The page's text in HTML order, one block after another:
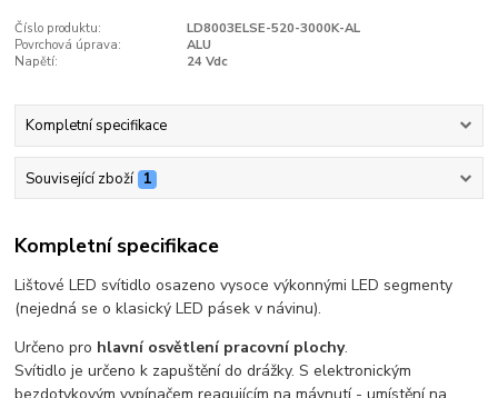
Číslo produktu:
LD8003ELSE-520-3000K-AL
Povrchová úprava:
ALU
Napětí:
24 Vdc
Kompletní specifikace
Související zboží 1
Kompletní specifikace
Lištové LED svítidlo osazeno vysoce výkonnými LED segmenty
(nejedná se o klasický LED pásek v návinu).
Určeno pro hlavní osvětlení pracovní plochy.
Svítidlo je určeno k zapuštění do drážky. S elektronickým